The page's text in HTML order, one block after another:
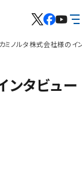
ミノルタ株式会社様のイ
ンタビュー